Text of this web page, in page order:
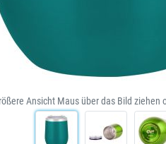
Ansicht Maus über das Bild ziehen